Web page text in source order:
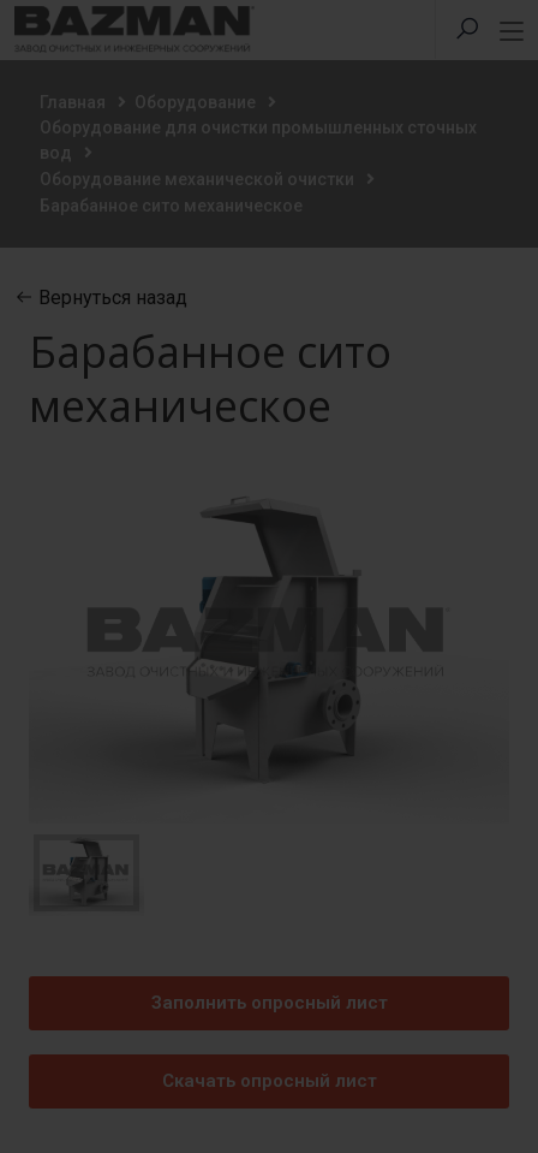
Главная
Оборудование
Оборудование для очистки промышленных сточных
вод
Оборудование механической очистки
Барабанное сито механическое
Вернуться назад
Барабанное сито
механическое
Заполнить опросный лист
Скачать опросный лист